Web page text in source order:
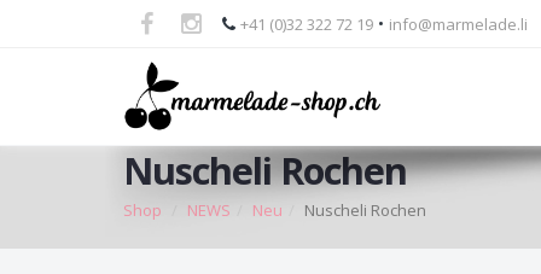
+41 (0)32 322 72 19 • info@marmelade.li
Nuscheli Rochen
Shop NEWS Neu Nuscheli Rochen